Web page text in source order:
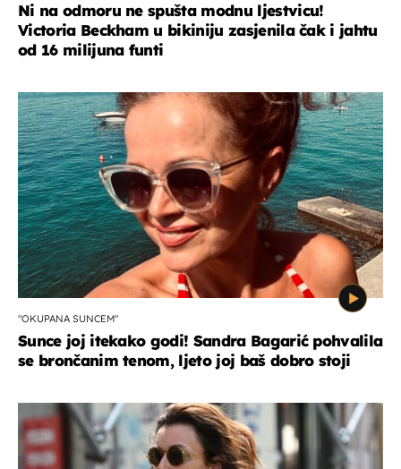
Ni na odmoru ne spušta modnu ljestvicu!
Victoria Beckham u bikiniju zasjenila čak i jahtu
od 16 milijuna funti
"OKUPANA SUNCEM"
Sunce joj itekako godi! Sandra Bagarić pohvalila
se brončanim tenom, ljeto joj baš dobro stoji